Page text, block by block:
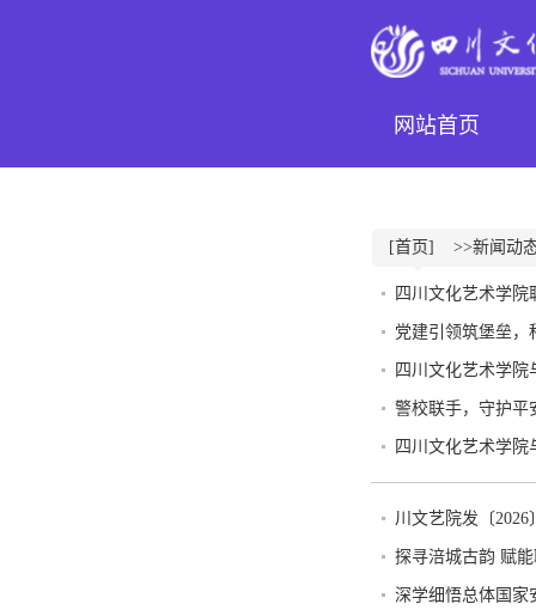
网站首页
[首页] >>新闻动
四川文化艺术学院
党建引领筑堡垒，
四川文化艺术学
警校联手，守护平
四川文化艺术学
川文艺院发〔
探寻涪城古韵 赋
深学细悟总体国